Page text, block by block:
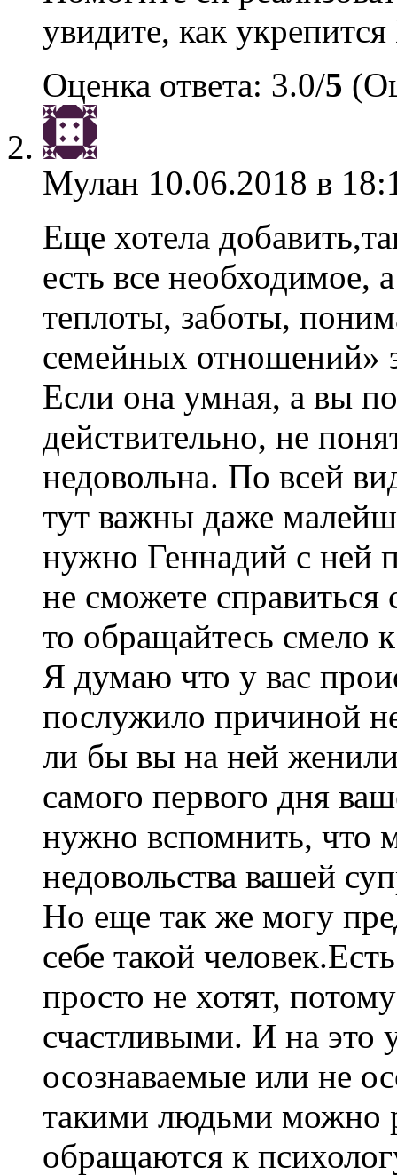
увидите, как
Оценка ответа: 3.0/5
Мулан 10.06.2018 в
Еще хотела
есть все необходимое,
теплоты, заботы,
семейных отношений»
Если она умная, а вы
действительно, не
недовольна. По всей
тут важны даже
нужно Геннадий с ней
не сможете
то обращайтесь смело
Я думаю что у вас
послужило причиной
ли бы вы на ней
самого первого дня
нужно вспомнить, что
недовольства вашей
Но еще так же могу
себе такой
просто не хотят,
счастливыми. И на это
осознаваемые или не
такими людьми можно
обращаются к